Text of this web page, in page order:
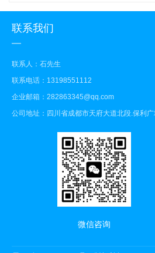
联系我们
联系人：石先生
联系电话：13198551112
企业邮箱：282863345@qq.com
公司地址：四川省成都市天府大道北段.保利
微信咨询